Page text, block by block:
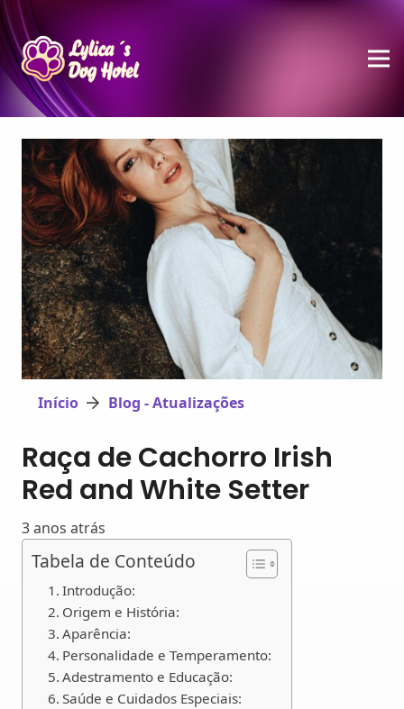
Início Blog - Atualizações
Raça de Cachorro Irish
Red and White Setter
3 anos atrás
Tabela de Conteúdo
Introdução:
Origem e História:
Aparência:
Personalidade e Temperamento:
Adestramento e Educação:
Saúde e Cuidados Especiais: